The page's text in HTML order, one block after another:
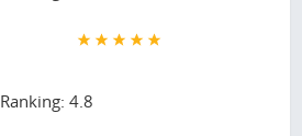
Ranking: 4.8